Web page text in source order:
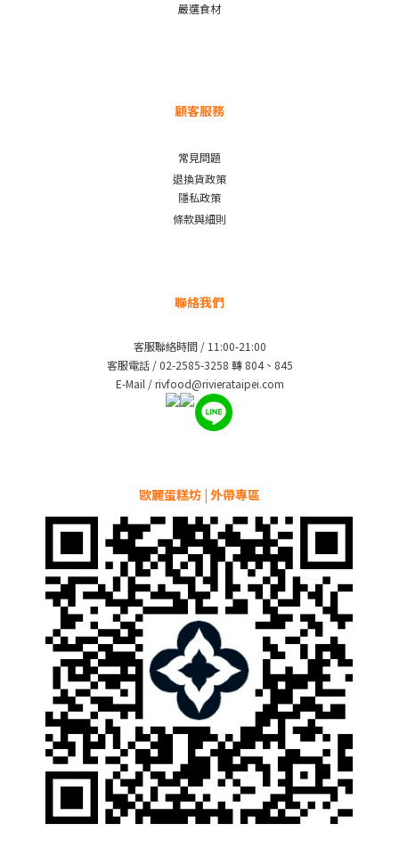
嚴選食材
顧客服務
常見問題
退換貨政策
隱私政策
條款與細則
聯絡我們
客服聯絡時間 / 11:00-21:00
客服電話 / 02-2585-3258 轉 804、845
E-Mail / rivfood@rivierataipei.com
歐麗蛋糕坊 | 外帶專區